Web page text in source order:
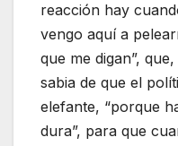
reacción hay
vengo aquí a
que me digan”,
sabia de que el
elefante, “porque
dura”, para que